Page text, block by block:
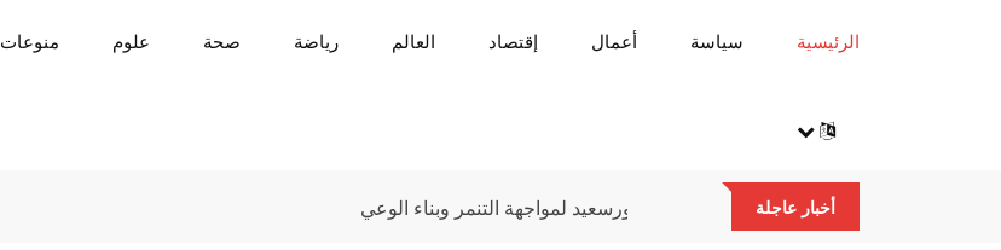
الرئيسية سياسة أعمال إقتصاد العالم رياضة صحة علوم منوعات
أخبار عاجلة
تواصل رسالتها بالمناطق المستهدفة في السويس وبورسعيد لمواجهة التنمر وبناء الوعي